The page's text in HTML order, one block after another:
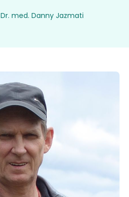
Dr. med. Danny Jazmati